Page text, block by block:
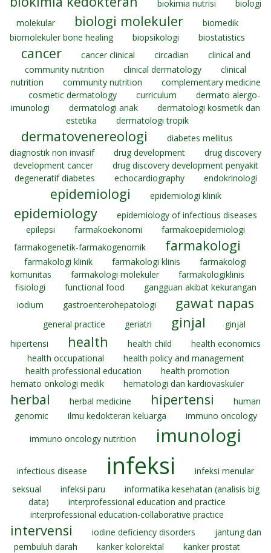
biokimia nutrisi
biologi
molekular
biologi molekuler
biomedik
biomolekuler bone healing
biopsikologi biostatistics
cancer cancer clinical circadian
clinical and
community nutrition
clinical dermatology
clinical
nutrition
community nutrition
complementary medicine
cosmetic dermatology
curriculum
dermato alergo-
imunologi
dermatologi anak
dermatologi kosmetik dan
estetika
dermatologi tropik
dermatovenereologi
diabetes mellitus
diagnostik non invasif
drug development
drug discovery
development cancer
drug discovery development penyakit
degeneratif diabetes
echocardiography endokrinologi
epidemiologi epidemiologi klinik
epidemiology
epidemiology of infectious diseases
epilepsi
farmakoekonomi
farmakoepidemiologi
farmakogenetik-farmakogenomik
farmakologi
farmakologi klinik farmakologi klinis
farmakologi
komunitas
farmakologi molekuler
farmakologiklinis
fisiologi
functional food
gangguan akibat kekurangan
iodium
gastroenterohepatologi gawat napas
general practice geriatri ginjal
ginjal
hipertensi
health health child
health economics
health occupational
health policy and management
health professional education
health promotion
hemato onkologi medik
hematologi dan kardiovaskuler
herbal herbal medicine hipertensi
human
genomic
ilmu kedokteran keluarga
immuno oncology
immuno oncology nutrition
imunologi
infectious disease infeksi
infeksi menular
seksual
infeksi paru
informatika kesehatan (analisis big
data)
interprofessional education and practice
interprofessional education-collaborative practice
intervensi iodine deficiency disorders
jantung dan
pembuluh darah
kanker kolorektal kanker prostat